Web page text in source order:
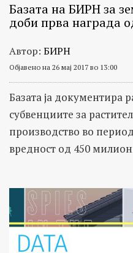
Базата на БИРН за
доби прва награда
Автор: БИРН
Објавено на 26 мај 2017 во 13:00
Базата ја документира
субвенциите за
производство во
вредност од 450